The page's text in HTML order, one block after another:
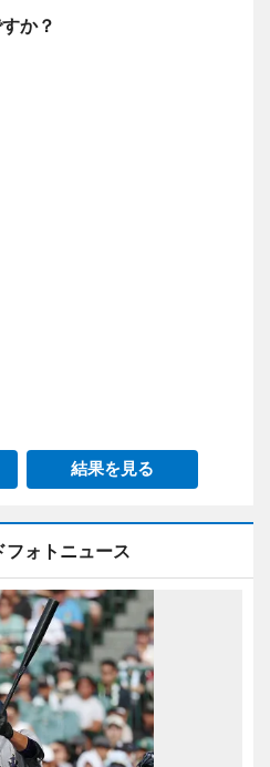
か？
結果を見る
フォトニュース